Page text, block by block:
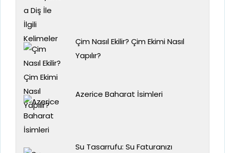
Çim Nasıl Ekilir? Çim Ekimi Nasıl
Yapılır?
Azerice Baharat İsimleri
Su Tasarrufu: Su Faturanızı